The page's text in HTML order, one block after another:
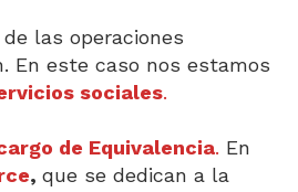
las operaciones
En este caso nos estamos
sociales.
de Equivalencia. En
, que se dedican a la